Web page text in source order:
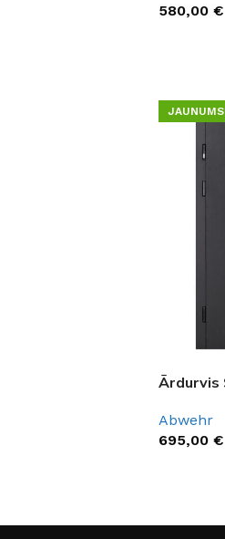
580,00 €
Ārdurvis
Abwehr
695,00 €